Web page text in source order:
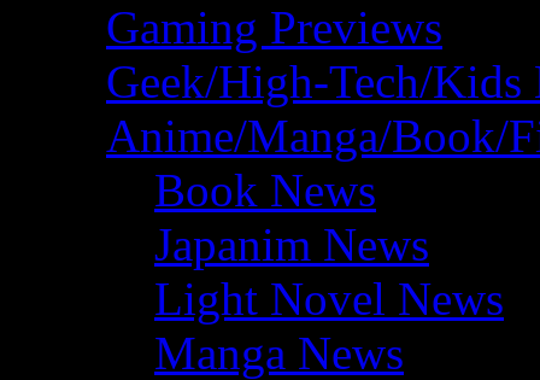
Gaming Previews
Geek/High-Tech/Kids
Anime/Manga/Book/
Book News
Japanim News
Light Novel News
Manga News